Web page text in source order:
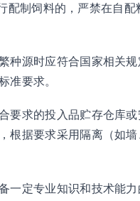
配制饲料的，严禁在自
种源时应符合国家相关
准要求。
要求的投入品贮存仓库
根据要求采用隔离（如
一定专业知识和技术能